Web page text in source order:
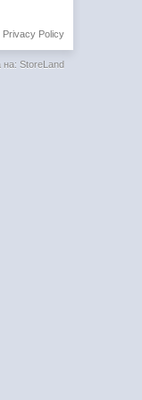
Privacy Policy
на: StoreLand